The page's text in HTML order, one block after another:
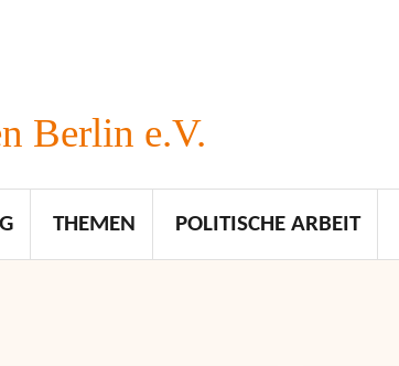
Berlin e.V.
THEMEN POLITISCHE ARBEIT